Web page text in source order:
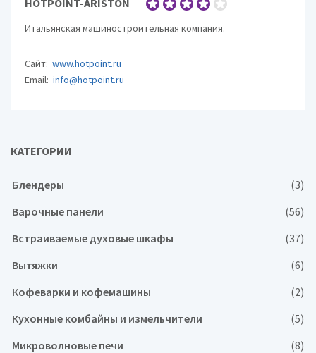
HOTPOINT-ARISTON
Итальянская машиностроительная компания.
Сайт: www.hotpoint.ru
Email: info@hotpoint.ru
КАТЕГОРИИ
Блендеры
(3)
Варочные панели
(56)
Встраиваемые духовые шкафы
(37)
Вытяжки
(6)
Кофеварки и кофемашины
(2)
Кухонные комбайны и измельчители
(5)
Микроволновые печи
(8)